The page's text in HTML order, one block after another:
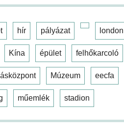
hír pályázat london
Kína épület felhőkarcoló
Múzeum eecfa
műemlék stadion